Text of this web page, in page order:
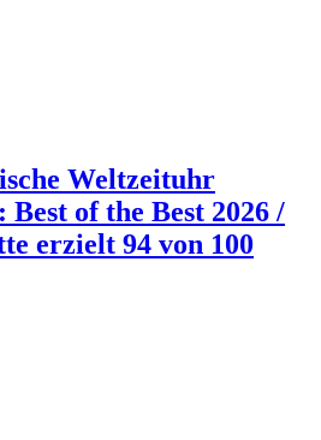
Weltzeituhr
of the Best 2026 /
erzielt 94 von 100